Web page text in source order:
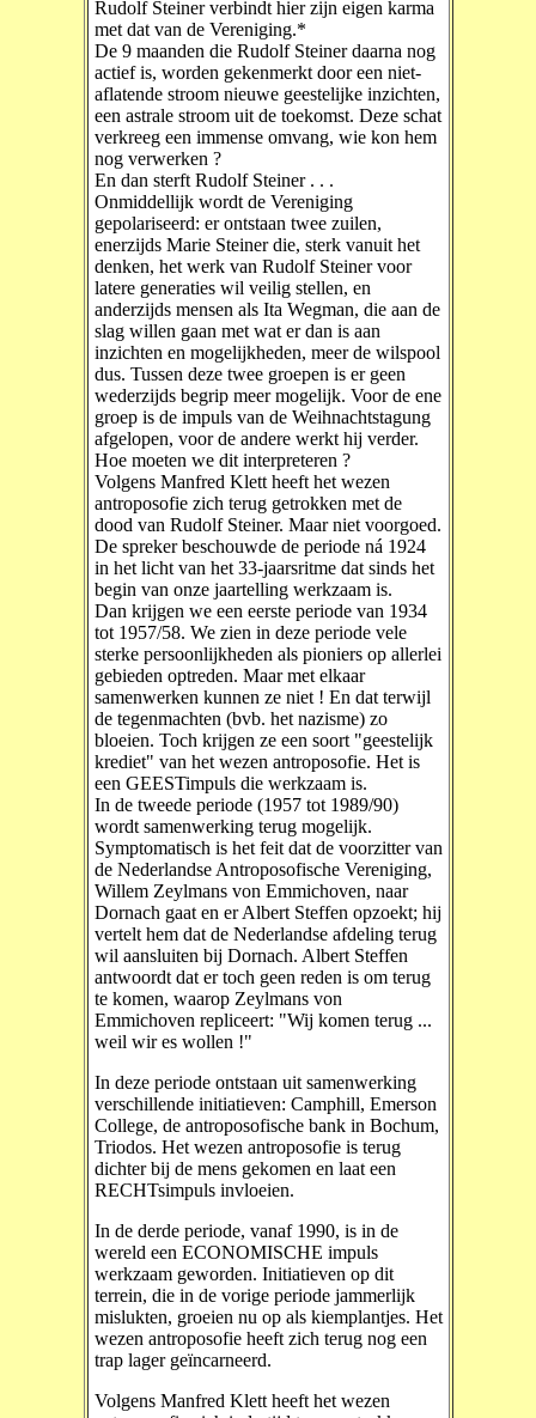
Rudolf Steiner verbindt hier zijn eigen karma
met dat van de Vereniging.*
De 9 maanden die Rudolf Steiner daarna nog
actief is, worden gekenmerkt door een niet-
aflatende stroom nieuwe geestelijke inzichten,
een astrale stroom uit de toekomst. Deze schat
verkreeg een immense omvang, wie kon hem
nog verwerken ?
En dan sterft Rudolf Steiner . . .
Onmiddellijk wordt de Vereniging
gepolariseerd: er ontstaan twee zuilen,
enerzijds Marie Steiner die, sterk vanuit het
denken, het werk van Rudolf Steiner voor
latere generaties wil veilig stellen, en
anderzijds mensen als Ita Wegman, die aan de
slag willen gaan met wat er dan is aan
inzichten en mogelijkheden, meer de wilspool
dus. Tussen deze twee groepen is er geen
wederzijds begrip meer mogelijk. Voor de ene
groep is de impuls van de Weihnachtstagung
afgelopen, voor de andere werkt hij verder.
Hoe moeten we dit interpreteren ?
Volgens Manfred Klett heeft het wezen
antroposofie zich terug getrokken met de
dood van Rudolf Steiner. Maar niet voorgoed.
De spreker beschouwde de periode ná 1924
in het licht van het 33-jaarsritme dat sinds het
begin van onze jaartelling werkzaam is.
Dan krijgen we een eerste periode van 1934
tot 1957/58. We zien in deze periode vele
sterke persoonlijkheden als pioniers op allerlei
gebieden optreden. Maar met elkaar
samenwerken kunnen ze niet ! En dat terwijl
de tegenmachten (bvb. het nazisme) zo
bloeien. Toch krijgen ze een soort "geestelijk
krediet" van het wezen antroposofie. Het is
een GEESTimpuls die werkzaam is.
In de tweede periode (1957 tot 1989/90)
wordt samenwerking terug mogelijk.
Symptomatisch is het feit dat de voorzitter van
de Nederlandse Antroposofische Vereniging,
Willem Zeylmans von Emmichoven, naar
Dornach gaat en er Albert Steffen opzoekt; hij
vertelt hem dat de Nederlandse afdeling terug
wil aansluiten bij Dornach. Albert Steffen
antwoordt dat er toch geen reden is om terug
te komen, waarop Zeylmans von
Emmichoven repliceert: "Wij komen terug ...
weil wir es wollen !"
In deze periode ontstaan uit samenwerking
verschillende initiatieven: Camphill, Emerson
College, de antroposofische bank in Bochum,
Triodos. Het wezen antroposofie is terug
dichter bij de mens gekomen en laat een
RECHTsimpuls invloeien.
In de derde periode, vanaf 1990, is in de
wereld een ECONOMISCHE impuls
werkzaam geworden. Initiatieven op dit
terrein, die in de vorige periode jammerlijk
mislukten, groeien nu op als kiemplantjes. Het
wezen antroposofie heeft zich terug nog een
trap lager geïncarneerd.
Volgens Manfred Klett heeft het wezen